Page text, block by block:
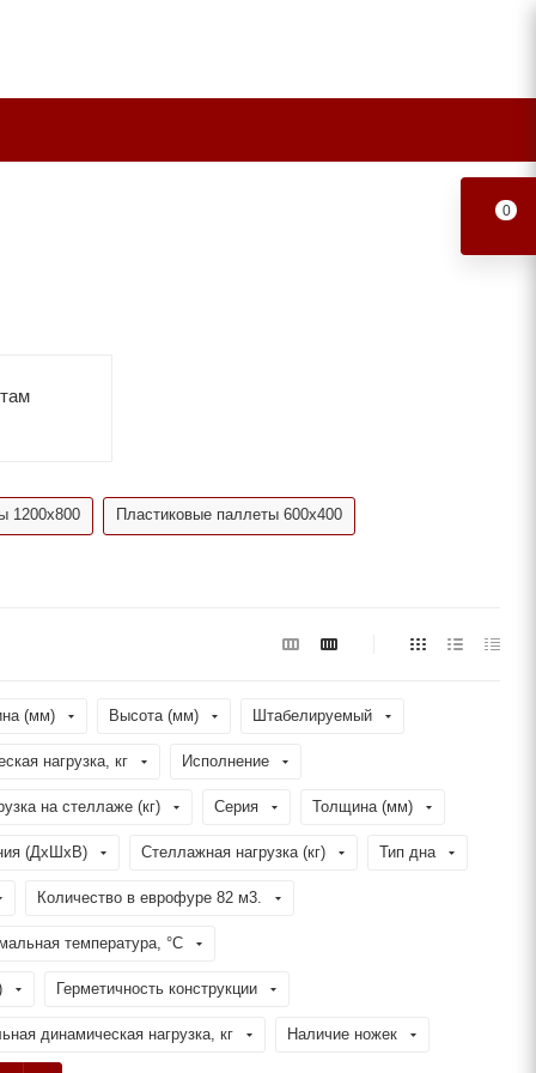
1200х800 Пластиковые паллеты 600х400
(мм) Высота (мм) Штабелируемый
нагрузка, кг Исполнение
на стеллаже (кг) Серия Толщина (мм)
(ДхШхВ) Стеллажная нагрузка (кг) Тип дна
Количество в еврофуре 82 м3.
температура, °C
Герметичность конструкции
динамическая нагрузка, кг Наличие ножек
0